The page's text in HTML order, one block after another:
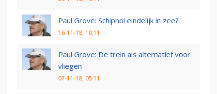
Paul Grove: Schiphol eindelijk in zee?
16-11-18, 10:11
Paul Grove: De trein als alternatief voor
vliegen
07-11-18, 05:11